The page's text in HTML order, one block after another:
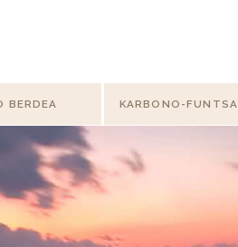
BERDEA KARBONO-FUNTSA